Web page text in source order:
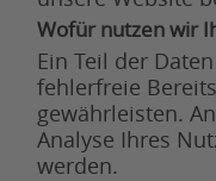
Wofür nutzen wir
Ein Teil der
fehlerfreie
gewährleisten.
Analyse Ihres
werden.